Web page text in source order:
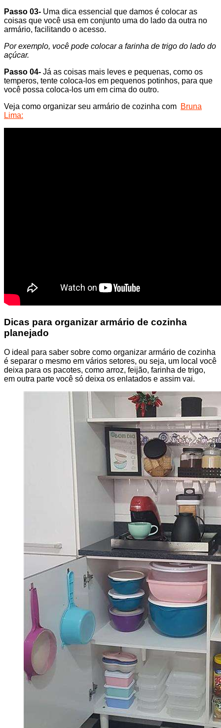
Passo 03- Uma dica essencial que damos é colocar as
coisas que você usa em conjunto uma do lado da outra no
armário, facilitando o acesso.
Por exemplo, você pode colocar a farinha de trigo do lado do
açúcar.
Passo 04- Já as coisas mais leves e pequenas, como os
temperos, tente coloca-los em pequenos potinhos, para que
você possa coloca-los um em cima do outro.
Veja como organizar seu armário de cozinha com Bruna
Lima:
Dicas para organizar armário de cozinha
planejado
O ideal para saber sobre como organizar armário de cozinha
é separar o mesmo em vários setores, ou seja, um local você
deixa para os pacotes, como arroz, feijão, farinha de trigo,
em outra parte você só deixa os enlatados e assim vai.